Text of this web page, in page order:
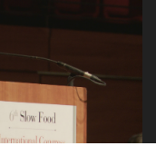
- Immagini e
della Torino di Paolo
Day
in TOur!